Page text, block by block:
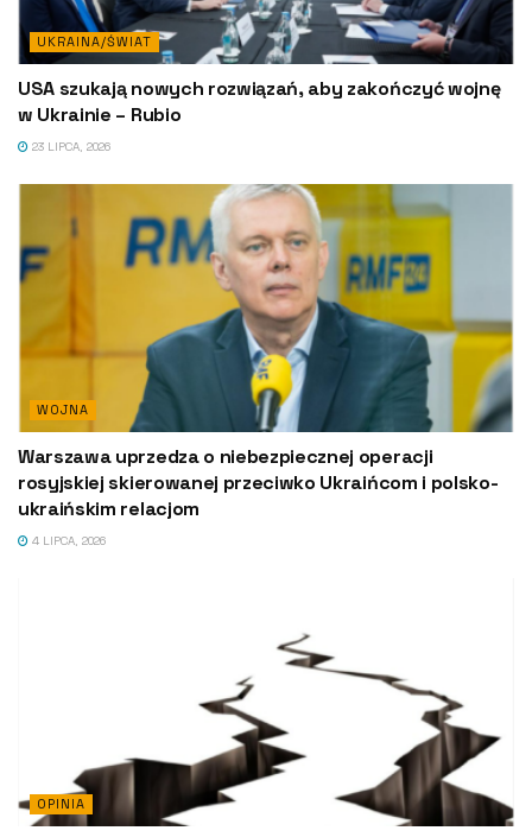
UKRAINA/ŚWIAT
USA szukają nowych rozwiązań, aby zakończyć wojnę
w Ukrainie – Rubio
23 LIPCA, 2026
WOJNA
Warszawa uprzedza o niebezpiecznej operacji
rosyjskiej skierowanej przeciwko Ukraińcom i polsko-
ukraińskim relacjom
4 LIPCA, 2026
OPINIA